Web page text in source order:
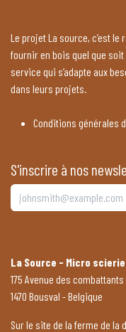
Le projet La source, c’est le
fournir en bois quel que
service qui s’adapte aux
dans leurs projets.
Conditions générales
S'inscrire à nos
La Source - Micro scierie
175 Avenue des combattants
1470 Bousval - Belgique
Sur le site de la ferme de la